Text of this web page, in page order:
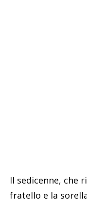
Il sedicenne, che
fratello e la